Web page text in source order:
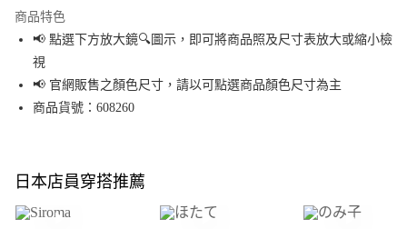
Apple Pay
街口支付
悠遊付
全盈+PAY
大哥付你分期
商品特色
📢 點選下方放大鏡🔍圖示，即可將商品照及尺寸表放大或縮小檢
視
📢 官網販售之顏色尺寸，請以可點選商品顏色尺寸為主
商品貨號：608260
日本店員穿搭推薦